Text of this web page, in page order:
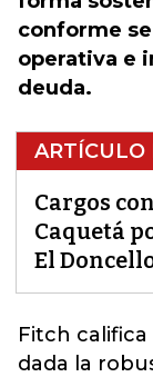
conforme
operativa e
deuda.
ARTÍCULO
Cargos
Caquetá
El
Fitch califica
dada la